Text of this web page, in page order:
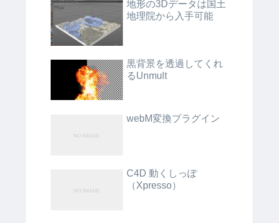
地形の3Dデータは国土
地理院から入手可能
黒背景を透過してくれ
るUnmult
webM変換プラグイン
C4D 動くしっぽ
（Xpresso）